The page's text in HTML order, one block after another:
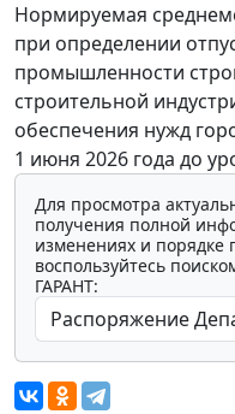
Нормируемая
при определении
промышленности
строительной
обеспечения нужд
1 июня 2026 года до
Для просмотра
получения полной
изменениях и порядке
воспользуйтесь
ГАРАНТ: